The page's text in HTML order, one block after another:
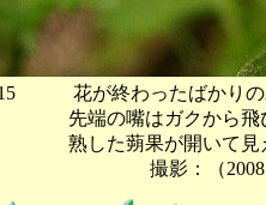
花が終わったばかりの
の嘴はガクから飛び出
果が開いて見える
撮影：（